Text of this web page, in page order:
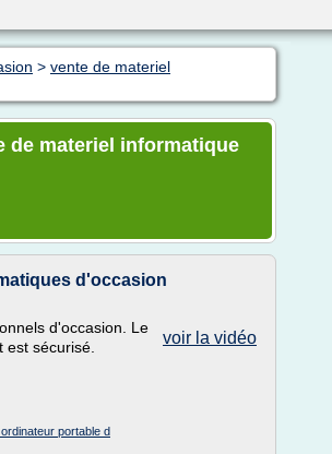
> vente de materiel
de materiel informatique
d'occasion
voir la vidéo
d'occasion. Le
sécurisé.
portable d